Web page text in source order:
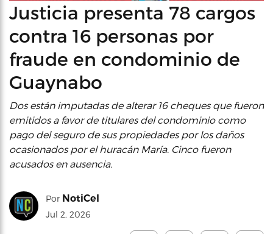
Justicia presenta 78 cargos
contra 16 personas por
fraude en condominio de
Guaynabo
Dos están imputadas de alterar 16 cheques que fueron
emitidos a favor de titulares del condominio como
pago del seguro de sus propiedades por los daños
ocasionados por el huracán María. Cinco fueron
acusados en ausencia.
Por NotiCel
Jul 2, 2026